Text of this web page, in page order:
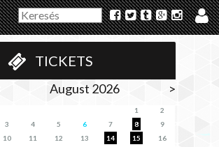
TICKETS
August 2026 >
1
2
3
4 5 6 7 8
9
10
11 12 13 14 15
16